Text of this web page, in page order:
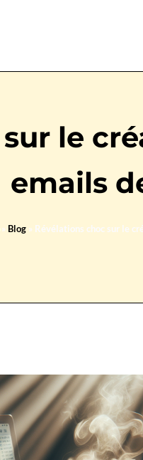
le
emails
» Blog » Révélations choc sur le